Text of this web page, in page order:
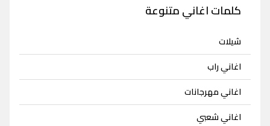
كلمات اغاني متنوعة
شيلات
اغاني راب
اغاني مهرجانات
اغاني شعبي